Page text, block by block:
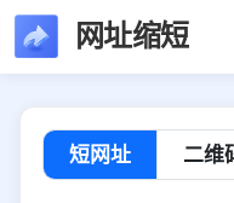
网址缩短
短网址 二维